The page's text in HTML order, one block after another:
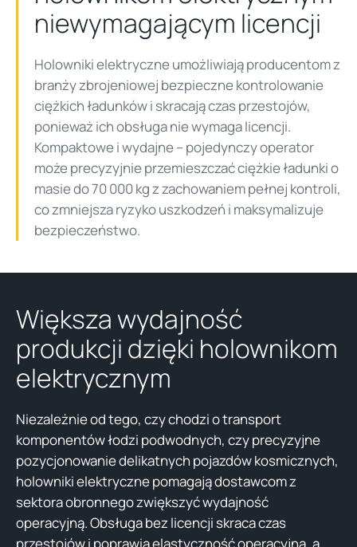
niewymagającym licencji
Holowniki elektryczne umożliwiają producentom z
branży zbrojeniowej bezpieczne kontrolowanie
ciężkich ładunków i skracają czas przestojów,
ponieważ ich obsługa nie wymaga licencji.
Kompaktowe i wydajne – pojedynczy operator
może precyzyjnie przemieszczać ciężkie ładunki o
masie do 70 000 kg z zachowaniem pełnej kontroli,
co zmniejsza ryzyko uszkodzeń i maksymalizuje
bezpieczeństwo.
Większa wydajność
produkcji dzięki holownikom
elektrycznym
Niezależnie od tego, czy chodzi o transport
komponentów łodzi podwodnych, czy precyzyjne
pozycjonowanie delikatnych pojazdów kosmicznych,
holowniki elektryczne pomagają dostawcom z
sektora obronnego zwiększyć wydajność
operacyjną. Obsługa bez licencji skraca czas